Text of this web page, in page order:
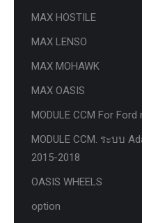
MAX HOSTILE
MAX LENSO
MAX MOHAWK
MAX OASIS
MODULE CCM For
MODULE CCM. ระบบ
2015-2018
OASIS WHEELS
option